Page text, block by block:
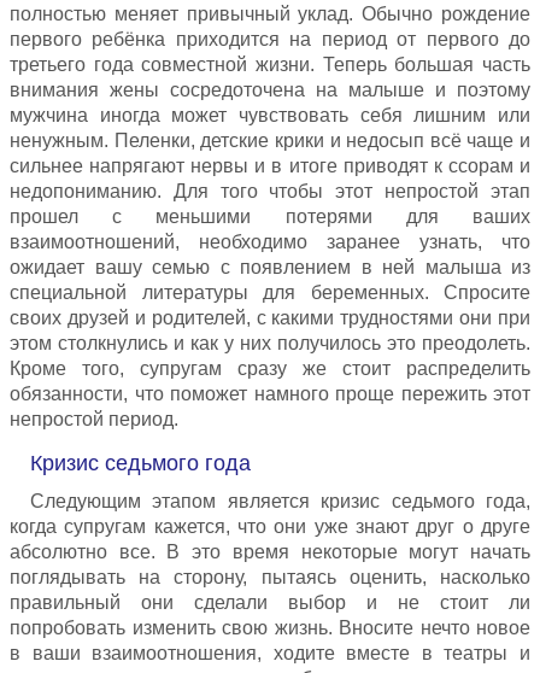
полностью меняет привычный уклад. Обычно рождение
первого ребёнка приходится на период от первого до
третьего года совместной жизни. Теперь большая часть
внимания жены сосредоточена на малыше и поэтому
мужчина иногда может чувствовать себя лишним или
ненужным. Пеленки, детские крики и недосып всё чаще и
сильнее напрягают нервы и в итоге приводят к ссорам и
недопониманию. Для того чтобы этот непростой этап
прошел с меньшими потерями для ваших
взаимоотношений, необходимо заранее узнать, что
ожидает вашу семью с появлением в ней малыша из
специальной литературы для беременных. Спросите
своих друзей и родителей, с какими трудностями они при
этом столкнулись и как у них получилось это преодолеть.
Кроме того, супругам сразу же стоит распределить
обязанности, что поможет намного проще пережить этот
непростой период.
Кризис седьмого года
Следующим этапом является кризис седьмого года,
когда супругам кажется, что они уже знают друг о друге
абсолютно все. В это время некоторые могут начать
поглядывать на сторону, пытаясь оценить, насколько
правильный они сделали выбор и не стоит ли
попробовать изменить свою жизнь. Вносите нечто новое
в ваши взаимоотношения, ходите вместе в театры и